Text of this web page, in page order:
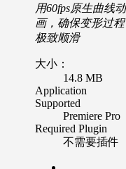
用60fps原生曲线动
画，确保变形过程
极致顺滑
大小：
14.8 MB
Application
Supported
Premiere Pro
Required Plugin
不需要插件